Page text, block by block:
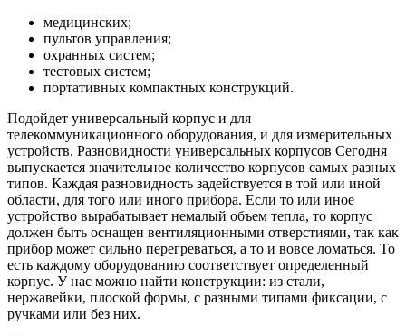
медицинских;
пультов управления;
охранных систем;
тестовых систем;
портативных компактных конструкций.
Подойдет универсальный корпус и для
телекоммуникационного оборудования, и для измерительных
устройств. Разновидности универсальных корпусов Сегодня
выпускается значительное количество корпусов самых разных
типов. Каждая разновидность задействуется в той или иной
области, для того или иного прибора. Если то или иное
устройство вырабатывает немалый объем тепла, то корпус
должен быть оснащен вентиляционными отверстиями, так как
прибор может сильно перегреваться, а то и вовсе ломаться. То
есть каждому оборудованию соответствует определенный
корпус. У нас можно найти конструкции: из стали,
нержавейки, плоской формы, с разными типами фиксации, с
ручками или без них.